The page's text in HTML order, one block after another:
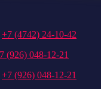
+7 (4742) 24-10-42
(926) 048-12-21
+7 (926) 048-12-21